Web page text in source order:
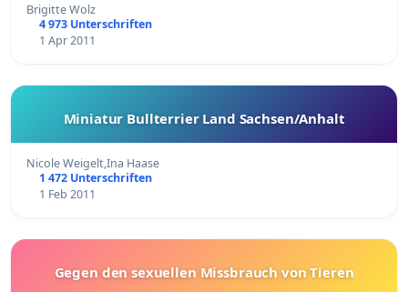
Brigitte Wolz
4 973 Unterschriften
1 Apr 2011
Miniatur Bullterrier Land Sachsen/Anhalt
Nicole Weigelt,Ina Haase
1 472 Unterschriften
1 Feb 2011
Gegen den sexuellen Missbrauch von Tieren